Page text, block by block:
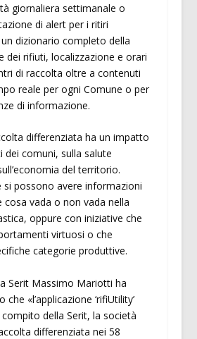
giornaliera settimanale o
di alert per i ritiri
dizionario completo della
dei rifiuti, localizzazione e orari
di raccolta oltre a contenuti
reale per ogni Comune o per
di informazione.
differenziata ha un impatto
dei comuni, sulla salute
del territorio.
si possono avere informazioni
cosa vada o non vada nella
oppure con iniziative che
virtuosi o che
categorie produttive.
Serit Massimo Mariotti ha
«l’applicazione ‘rifiUtility’
della Serit, la società
differenziata nei 58